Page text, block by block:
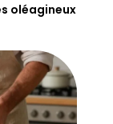
oléagineux